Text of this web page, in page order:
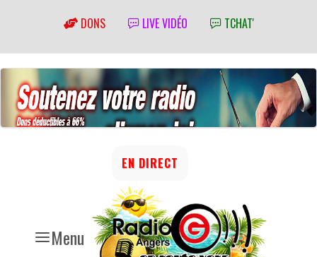
DONS LIVE VIDÉO TCHAT'
Menu
EN DIRECT